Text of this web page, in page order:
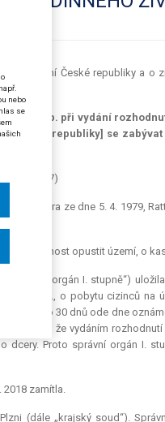
na území České republiky a o
2017 Sb. při vydání
České republiky] se
2018-27)
dvora ze dne 5. 4. 1979,
o povinnost opustit území, o
„správní orgán I. stupně“)
Sb., o pobytu cizinců na
lhůtu do 30 dnů ode dne
zjištěno, že vydáním
dcery. Proto správní orgán I.
zamítla.
(dále „krajský soud“).
nebo
se